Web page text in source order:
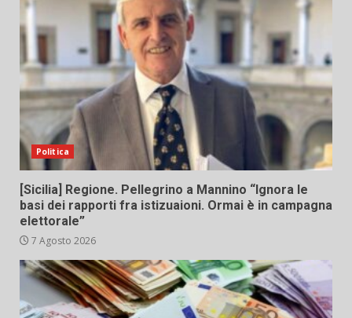
Politica
[Sicilia] Regione. Pellegrino a Mannino “Ignora le
basi dei rapporti fra istizuaioni. Ormai è in campagna
elettorale”
7 Agosto 2026